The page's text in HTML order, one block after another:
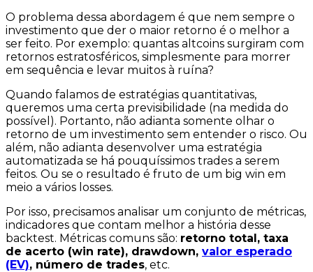
O problema dessa abordagem é que nem sempre o
investimento que der o maior retorno é o melhor a
ser feito. Por exemplo: quantas altcoins surgiram com
retornos estratosféricos, simplesmente para morrer
em sequência e levar muitos à ruína?
Quando falamos de estratégias quantitativas,
queremos uma certa previsibilidade (na medida do
possível). Portanto, não adianta somente olhar o
retorno de um investimento sem entender o risco. Ou
além, não adianta desenvolver uma estratégia
automatizada se há pouquíssimos trades a serem
feitos. Ou se o resultado é fruto de um big win em
meio a vários losses.
Por isso, precisamos analisar um conjunto de métricas,
indicadores que contam melhor a história desse
backtest. Métricas comuns são: retorno total, taxa
de acerto (win rate), drawdown, valor esperado
(EV), número de trades, etc.